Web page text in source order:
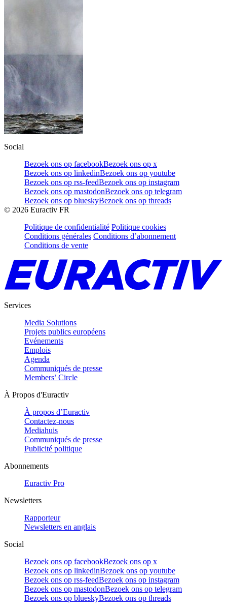
Social
Bezoek ons op facebookBezoek ons op x
Bezoek ons op linkedinBezoek ons op youtube
Bezoek ons op rss-feedBezoek ons op instagram
Bezoek ons op mastodonBezoek ons op telegram
Bezoek ons op blueskyBezoek ons op threads
© 2026 Euractiv FR
Politique de confidentialité Politique cookies
Conditions générales Conditions d’abonnement
Conditions de vente
Services
Media Solutions
Projets publics européens
Evénements
Emplois
Agenda
Communiqués de presse
Members’ Circle
À Propos d'Euractiv
À propos d’Euractiv
Contactez-nous
Mediahuis
Communiqués de presse
Publicité politique
Abonnements
Euractiv Pro
Newsletters
Rapporteur
Newsletters en anglais
Social
Bezoek ons op facebookBezoek ons op x
Bezoek ons op linkedinBezoek ons op youtube
Bezoek ons op rss-feedBezoek ons op instagram
Bezoek ons op mastodonBezoek ons op telegram
Bezoek ons op blueskyBezoek ons op threads